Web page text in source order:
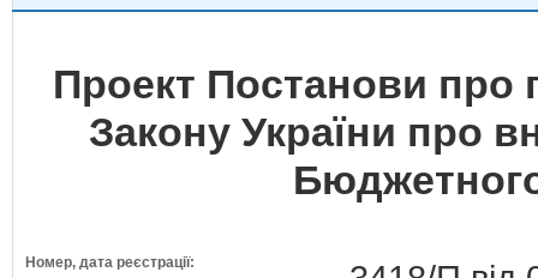
Проект Постанови про
Закону України про
Номер, дата реєстрації: